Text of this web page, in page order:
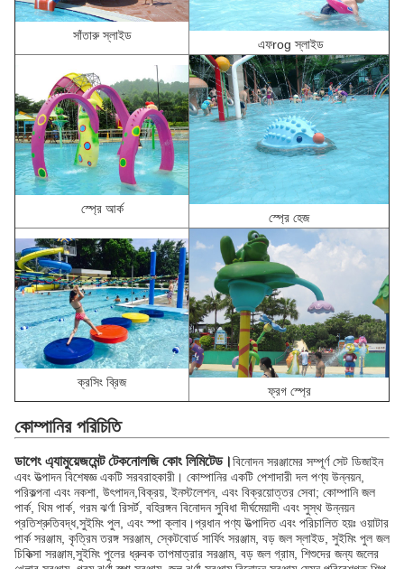
সাঁতারু স্লাইড
এফrog স্লাইড
স্প্রে আর্ক
স্প্রে হেজ
ক্রসিং ব্রিজ
ফ্রগ স্প্রে
কোম্পানির পরিচিতি
ডাপেং এ্যামুয়েজমেন্ট টেকনোলজি কোং লিমিটেড।বিনোদন সরঞ্জামের সম্পূর্ণ সেট ডিজাইন
এবং উত্পাদন বিশেষজ্ঞ একটি সরবরাহকারী। কোম্পানির একটি পেশাদারী দল পণ্য উন্নয়ন,
পরিকল্পনা এবং নকশা, উৎপাদন,বিক্রয়, ইনস্টলেশন, এবং বিক্রয়োত্তর সেবা; কোম্পানি জল
পার্ক, থিম পার্ক, গরম ঝর্ণা রিসর্ট, বহিরঙ্গন বিনোদন সুবিধা দীর্ঘমেয়াদী এবং সুস্থ উন্নয়ন
প্রতিশ্রুতিবদ্ধ,সুইমিং পুল, এবং স্পা ক্লাব।প্রধান পণ্য উত্পাদিত এবং পরিচালিত হয়ঃ ওয়াটার
পার্ক সরঞ্জাম, কৃত্রিম তরঙ্গ সরঞ্জাম, স্কেটবোর্ড সার্ফিং সরঞ্জাম, বড় জল স্লাইড, সুইমিং পুল জল
চিকিত্সা সরঞ্জাম,সুইমিং পুলের ধ্রুবক তাপমাত্রার সরঞ্জাম, বড় জল গ্রাম, শিশুদের জন্য জলের